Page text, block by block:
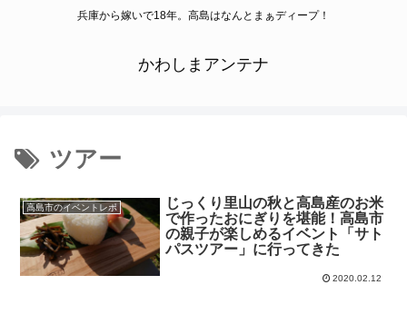
兵庫から嫁いで18年。高島はなんとまぁディープ！
かわしまアンテナ
ツアー
高島市のイベントレポ
じっくり里山の秋と高島産のお米
で作ったおにぎりを堪能！高島市
の親子が楽しめるイベント「サト
パスツアー」に行ってきた
2020.02.12